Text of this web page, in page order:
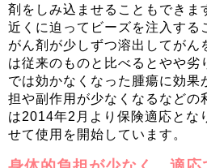
剤をしみ込ませることもできま
近くに迫ってビーズを注入する
がん剤が少しずつ溶出してがん
は従来のものと比べるとやや劣
では効かなくなった腫瘍に効果
担や副作用が少なくなるなどの
は2014年2月より保険適応とな
せて使用を開始しています。